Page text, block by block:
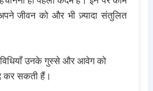
जीवन को और भी ज़्यादा संतुलित
उनके गुस्से और आवेग को
कर सकती हैं।